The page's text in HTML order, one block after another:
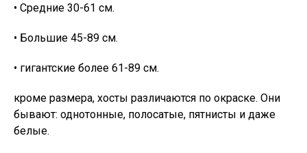
• Средние 30-61 см.
• Большие 45-89 см.
• гигантские более 61-89 см.
кроме размера, хосты различаются по окраске. Они
бывают: однотонные, полосатые, пятнисты и даже
белые.